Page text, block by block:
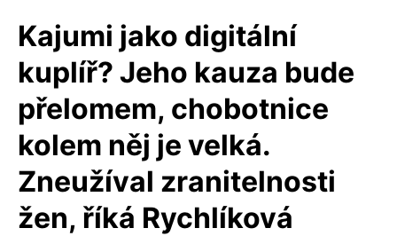
Kajumi jako digitální
kuplíř? Jeho kauza bude
přelomem, chobotnice
kolem něj je velká.
Zneužíval zranitelnosti
žen, říká Rychlíková